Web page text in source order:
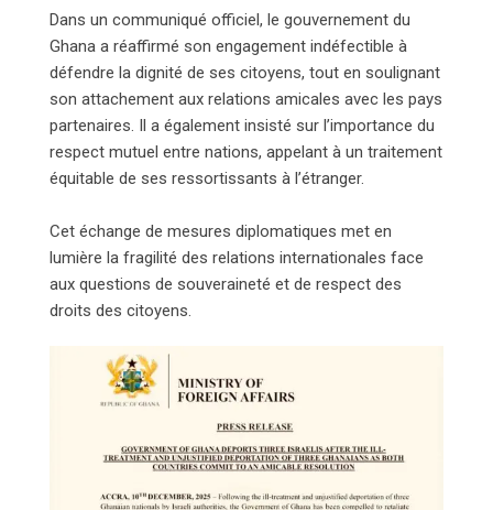
Dans un communiqué officiel, le gouvernement du
Ghana a réaffirmé son engagement indéfectible à
défendre la dignité de ses citoyens, tout en soulignant
son attachement aux relations amicales avec les pays
partenaires. Il a également insisté sur l’importance du
respect mutuel entre nations, appelant à un traitement
équitable de ses ressortissants à l’étranger.
Cet échange de mesures diplomatiques met en
lumière la fragilité des relations internationales face
aux questions de souveraineté et de respect des
droits des citoyens.